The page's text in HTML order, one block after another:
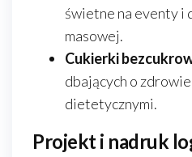
świetne na eventy i
masowej.
Cukierki
dbających o
dietetycznymi.
Projekt i nadruk